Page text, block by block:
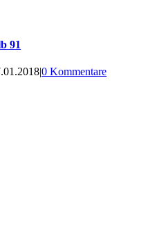
91
|0 Kommentare